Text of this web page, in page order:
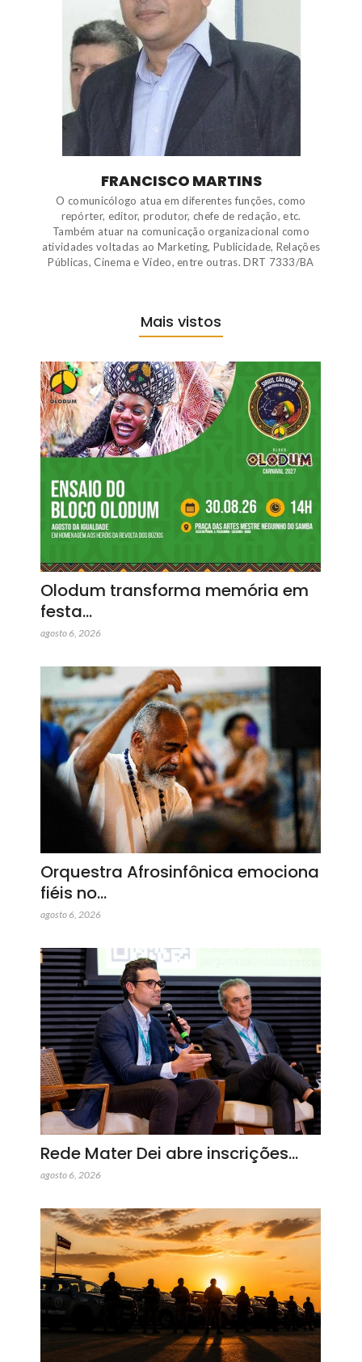
FRANCISCO MARTINS
O comunicólogo atua em diferentes funções, como
repórter, editor, produtor, chefe de redação, etc.
Também atuar na comunicação organizacional como
atividades voltadas ao Marketing, Publicidade, Relações
Públicas, Cinema e Vídeo, entre outras. DRT 7333/BA
Mais vistos
Olodum transforma memória em
festa…
agosto 6, 2026
Orquestra Afrosinfônica emociona
fiéis no…
agosto 6, 2026
Rede Mater Dei abre inscrições…
agosto 6, 2026